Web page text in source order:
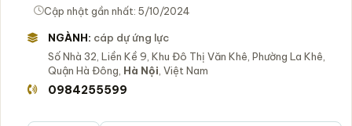
Cập nhật gần nhất: 5/10/2024
NGÀNH: cáp dự ứng lực
Số Nhà 32, Liền Kề 9, Khu Đô Thị Văn Khê, Phường La Khê,
Quận Hà Đông, Hà Nội , Việt Nam
0984255599